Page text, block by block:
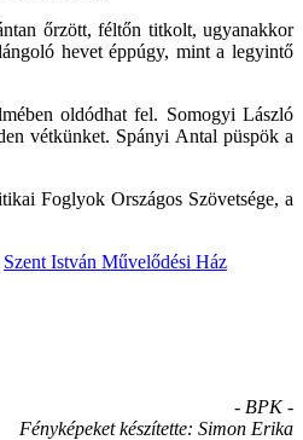
őrzött, féltőn titkolt, ugyanakkor
hevet éppúgy, mint a legyintő
oldódhat fel. Somogyi László
vétkünket. Spányi Antal püspök a
Foglyok Országos Szövetsége, a
Szent István Művelődési Ház
- BPK -
Fényképeket készítette: Simon Erika